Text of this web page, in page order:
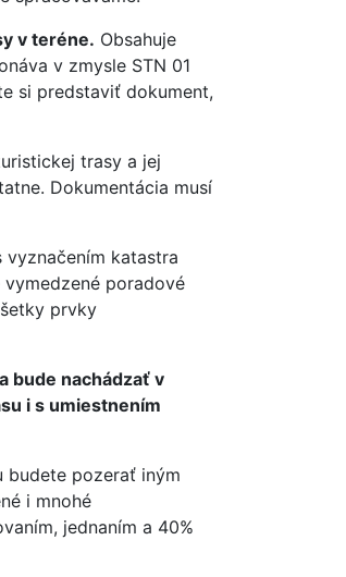
v teréne. Obsahuje
v zmysle STN 01
si predstaviť dokument,
trasy a jej
Dokumentácia musí
katastra
poradové
prvky
bude nachádzať v
i s umiestnením
budete pozerať iným
i mnohé
jednaním a 40%